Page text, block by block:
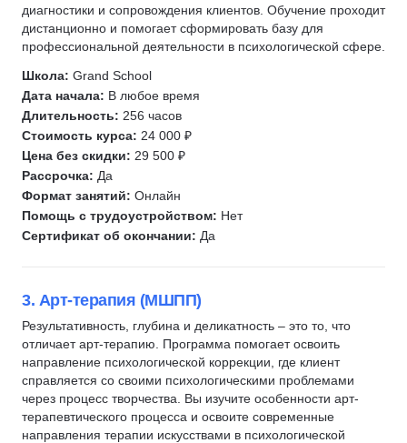
Практическая психология
Командообразование
Психолог-тренер
Психосинтез
Экзистенциальная психология
Нарративная психология
Спортивная психология
Аналитическая психология
Социальная психология
Психолог-криминалист
Схема-терапия
Терапия внутренних семейных систем (IFS)
Гуманистическая психология
Физиогномика
Трансформационные игры
диагностики и сопровождения клиентов. Обучение проходит
дистанционно и помогает сформировать базу для
профессиональной деятельности в психологической сфере.
Школа: Grand School
Дата начала: В любое время
Длительность: 256 часов
Стоимость курса: 24 000 ₽
Цена без скидки: 29 500 ₽
Рассрочка: Да
Формат занятий: Онлайн
Помощь с трудоустройством: Нет
Сертификат об окончании: Да
3. Арт-терапия (МШПП)
Результативность, глубина и деликатность – это то, что
отличает арт-терапию. Программа помогает освоить
направление психологической коррекции, где клиент
справляется со своими психологическими проблемами
через процесс творчества. Вы изучите особенности арт-
терапевтического процесса и освоите современные
направления терапии искусствами в психологической